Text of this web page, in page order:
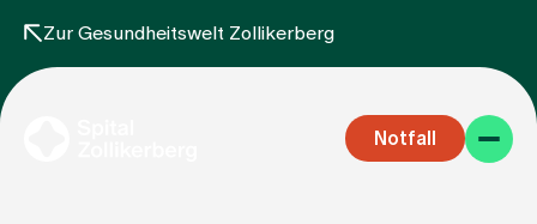
Zur Gesundheitswelt Zollikerberg
Notfall